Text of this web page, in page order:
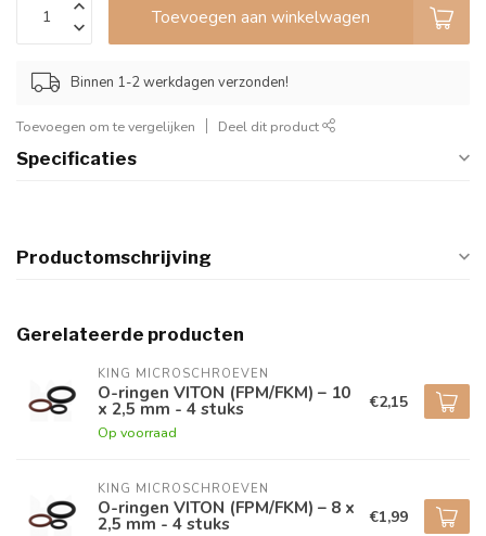
Toevoegen aan winkelwagen
Binnen 1-2 werkdagen verzonden!
Toevoegen om te vergelijken Deel dit product
Specificaties
Productomschrijving
Gerelateerde producten
KING MICROSCHROEVEN
O-ringen VITON (FPM/FKM) – 10
x 2,5 mm - 4 stuks
Op voorraad
€2,15
KING MICROSCHROEVEN
O-ringen VITON (FPM/FKM) – 8 x
2,5 mm - 4 stuks €1,99